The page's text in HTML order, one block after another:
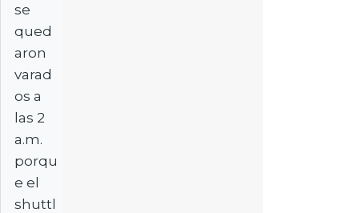
se
qued
aron
varad
os a
las 2
a.m.
porqu
e el
shuttl